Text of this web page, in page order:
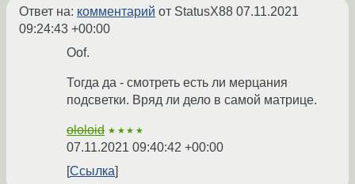
Ответ на: комментарий от StatusX88 07.11.2021
09:24:43 +00:00
Oof.
Тогда да - смотреть есть ли мерцания
подсветки. Вряд ли дело в самой матрице.
ololoid ★★★★
07.11.2021 09:40:42 +00:00
Ссылка